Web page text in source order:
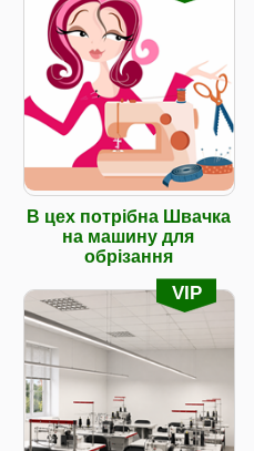
В цех потрібна Швачка
на машину для
обрізання
VIP